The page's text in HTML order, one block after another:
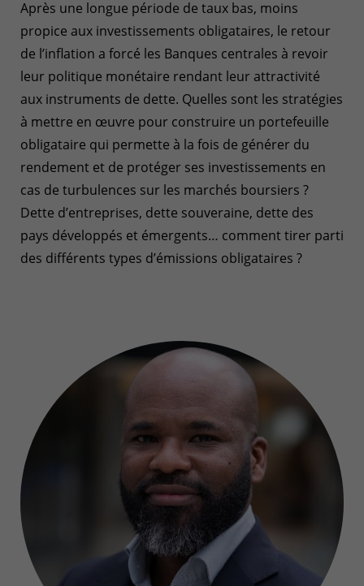
Après une longue période de taux bas, moins
propice aux investissements obligataires, le retour
de l’inflation a forcé les Banques centrales à revoir
leur politique monétaire rendant leur attractivité
aux instruments de dette. Quelles sont les stratégies
à mettre en œuvre pour construire un portefeuille
obligataire qui permette à la fois de générer du
rendement et de protéger ses investissements en
cas de turbulences sur les marchés boursiers ?
Dette d’entreprises, dette souveraine, dette des
pays développés et émergents… comment tirer parti
des différents types d’émissions obligataires ?